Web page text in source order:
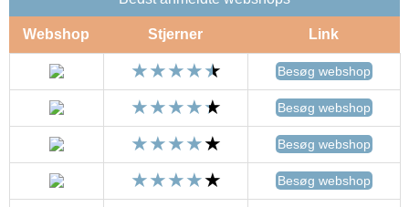
Webshop Stjerner Link
Besøg webshop
Besøg webshop
Besøg webshop
Besøg webshop